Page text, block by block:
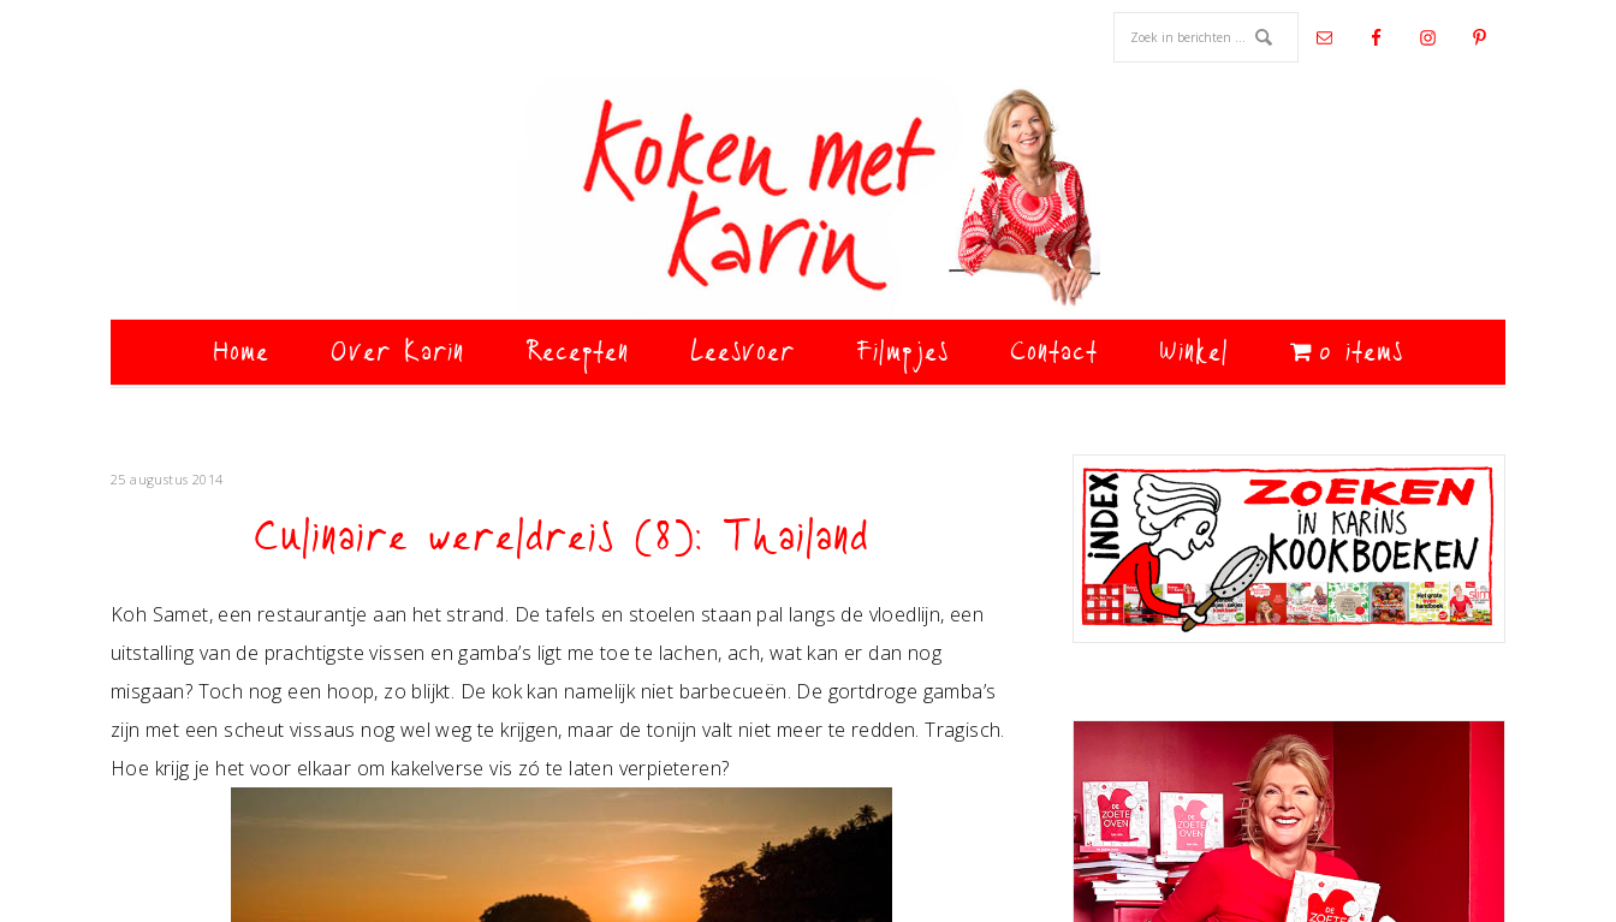
Home Over Karin Recepten Leesvoer Filmpjes Contact Winkel 0 items
25 augustus 2014
Culinaire wereldreis (8): Thailand
Koh Samet, een restaurantje aan het strand. De tafels en stoelen staan pal langs de vloedlijn, een
uitstalling van de prachtigste vissen en gamba’s ligt me toe te lachen, ach, wat kan er dan nog
misgaan? Toch nog een hoop, zo blijkt. De kok kan namelijk niet barbecueën. De gortdroge gamba’s
zijn met een scheut vissaus nog wel weg te krijgen, maar de tonijn valt niet meer te redden. Tragisch.
Hoe krijg je het voor elkaar om kakelverse vis zó te laten verpieteren?
Primaire
Sidebar